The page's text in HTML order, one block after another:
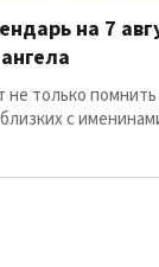
на 7
не только
с